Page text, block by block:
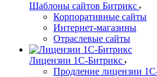
Шаблоны сайтов Битрикс
Корпоративные сайты
Интернет-магазины
Отраслевые сайты
Лицензии 1С-Битрикс
Продление лицензии